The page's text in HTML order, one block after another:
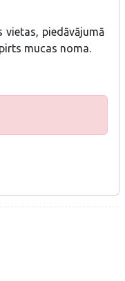
vietas, piedāvājumā
mucas noma.